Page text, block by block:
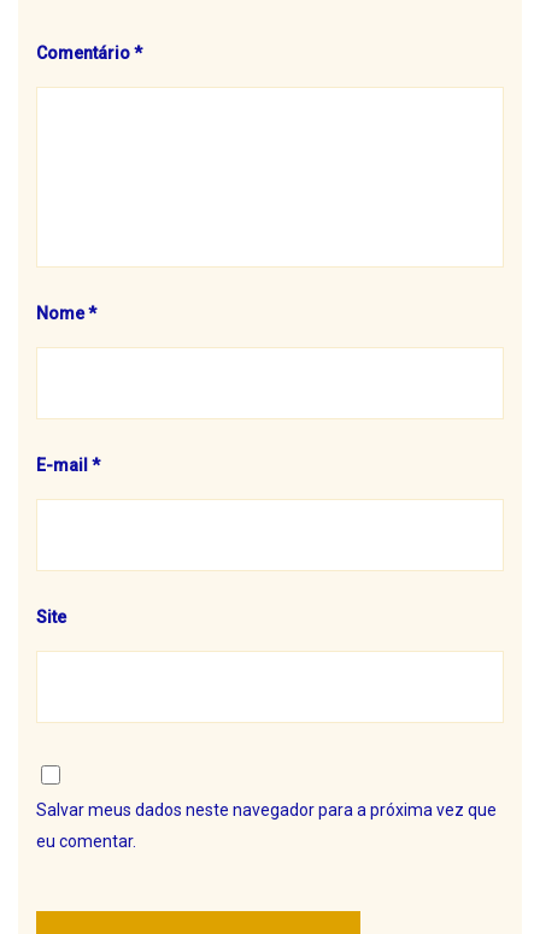
Comentário*
Nome*
E-mail *
Site
Salvar meus dados neste navegador para a próxima vez que
eu comentar.